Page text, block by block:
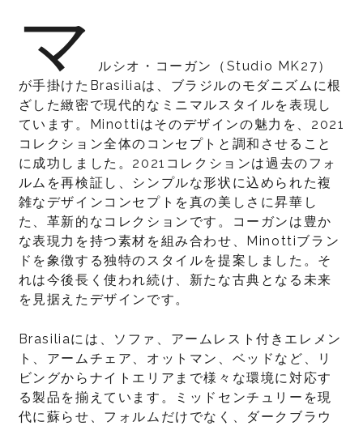
マ
ルシオ・コーガン（Studio MK27）
が手掛けたBrasiliaは、ブラジルのモダニズムに根
ざした緻密で現代的なミニマルスタイルを表現し
ています。Minottiはそのデザインの魅力を、2021
コレクション全体のコンセプトと調和させること
に成功しました。2021コレクションは過去のフォ
ルムを再検証し、シンプルな形状に込められた複
雑なデザインコンセプトを真の美しさに昇華し
た、革新的なコレクションです。コーガンは豊か
な表現力を持つ素材を組み合わせ、Minottiブラン
ドを象徴する独特のスタイルを提案しました。そ
れは今後長く使われ続け、新たな古典となる未来
を見据えたデザインです。
Brasiliaには、ソファ、アームレスト付きエレメン
ト、アームチェア、オットマン、ベッドなど、リ
ビングからナイトエリアまで様々な環境に対応す
る製品を揃えています。ミッドセンチュリーを現
代に蘇らせ、フォルムだけでなく、ダークブラウ